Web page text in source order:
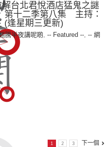
台北君悅酒店猛鬼之謎
第十二季第八集 主持：
逢星期三更新)
騰半夜講呢啲, -- Featured --, -- 網
1 2 3 下一個